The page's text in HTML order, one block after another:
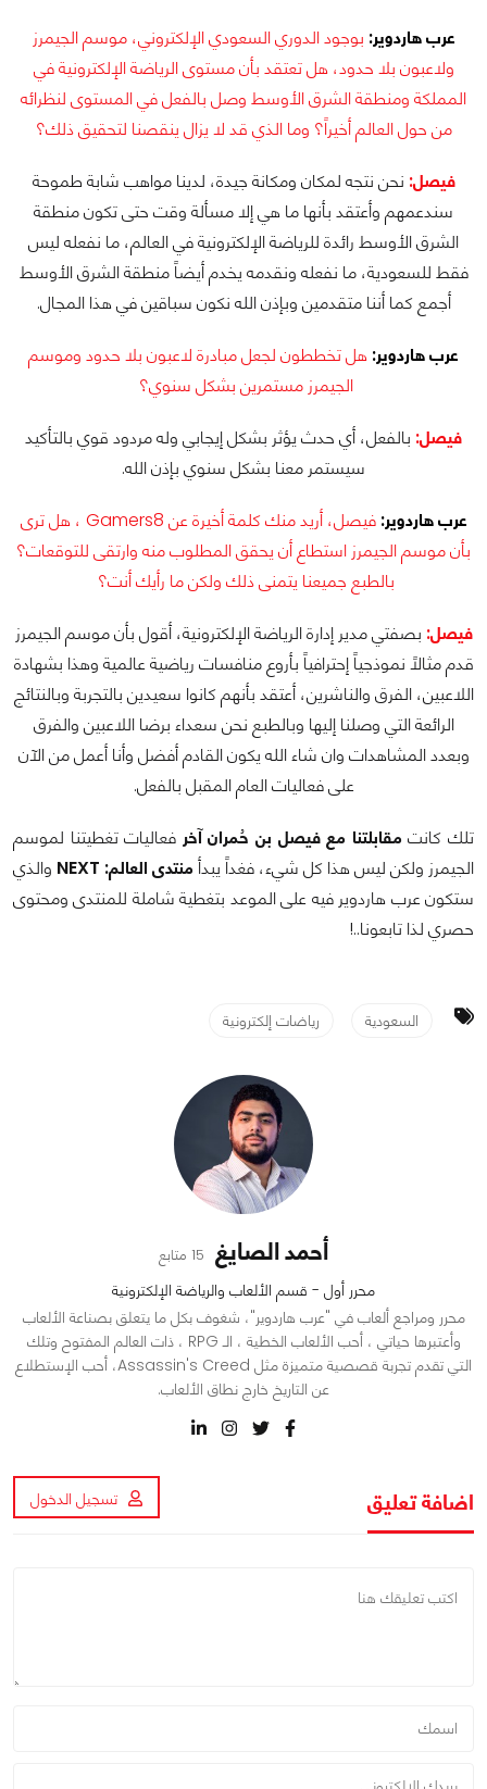
عرب هاردوير: بوجود الدوري السعودي الإلكتروني، موسم الجيمرز
ولاعبون بلا حدود، هل تعتقد بأن مستوى الرياضة الإلكترونية في
المملكة ومنطقة الشرق الأوسط وصل بالفعل في المستوى لنظرائه
من حول العالم أخيراً؟ وما الذي قد لا يزال ينقصنا لتحقيق ذلك؟
فيصل: نحن نتجه لمكان ومكانة جيدة، لدينا مواهب شابة طموحة
سندعمهم وأعتقد بأنها ما هي إلا مسألة وقت حتى تكون منطقة
الشرق الأوسط رائدة للرياضة الإلكترونية في العالم، ما نفعله ليس
فقط للسعودية، ما نفعله ونقدمه يخدم أيضاً منطقة الشرق الأوسط
أجمع كما أننا متقدمين وبإذن الله نكون سباقين في هذا المجال.
عرب هاردوير: هل تخططون لجعل مبادرة لاعبون بلا حدود وموسم
الجيمرز مستمرين بشكل سنوي؟
فيصل: بالفعل، أي حدث يؤثر بشكل إيجابي وله مردود قوي بالتأكيد
سيستمر معنا بشكل سنوي بإذن الله.
عرب هاردوير:
فيصل، أريد منك كلمة أخيرة عن Gamers8 ، هل ترى
بأن موسم الجيمرز استطاع أن يحقق المطلوب منه وارتقى للتوقعات؟
بالطبع جميعنا يتمنى ذلك ولكن ما رأيك أنت؟
فيصل: بصفتي مدير إدارة الرياضة الإلكترونية، أقول بأن موسم الجيمرز
قدم مثالاً نموذجياً إحترافياً بأروع منافسات رياضية عالمية وهذا بشهادة
اللاعبين، الفرق والناشرين، أعتقد بأنهم كانوا سعيدين بالتجربة وبالنتائج
الرائعة التي وصلنا إليها وبالطبع نحن سعداء برضا اللاعبين والفرق
وبعدد المشاهدات وان شاء الله يكون القادم أفضل وأنا أعمل من الآن
على فعاليات العام المقبل بالفعل.
تلك كانت مقابلتنا مع فيصل بن حُمران آخر فعاليات تغطيتنا لموسم
الجيمرز ولكن ليس هذا كل شيء، فغداً يبدأ منتدى العالم: NEXT
والذي
ستكون عرب هاردوير فيه على الموعد بتغطية شاملة للمنتدى ومحتوى
حصري لذا تابعونا..!
السعودية رياضات إلكترونية
أحمد الصايغ 15 متابع
محرر أول - قسم الألعاب والرياضة الإلكترونية
محرر ومراجع ألعاب في "عرب هاردوير"، شغوف بكل ما يتعلق بصناعة الألعاب
وأعتبرها حياتي ، أحب الألعاب الخطية ، الـ RPG ، ذات العالم المفتوح وتلك
التي تقدم تجربة قصصية متميزة مثل Assassin's Creed، أحب الإستطلاع
عن التاريخ خارج نطاق الألعاب.
اضافة تعليق تسجيل الدخول